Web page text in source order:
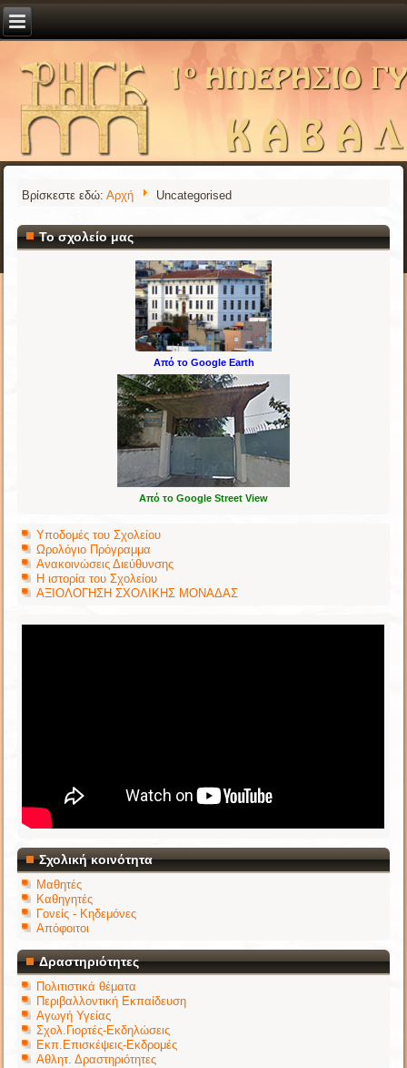
Βρίσκεστε εδώ:Αρχή Uncategorised
Το σχολείο μας
Από το Google Earth
Από το Google Street View
Υποδομές του Σχολείου
Ωρολόγιο Πρόγραμμα
Ανακοινώσεις Διεύθυνσης
Η ιστορία του Σχολείου
ΑΞΙΟΛΟΓΗΣΗ ΣΧΟΛΙΚΗΣ ΜΟΝΑΔΑΣ
Σχολική κοινότητα
Μαθητές
Καθηγητές
Γονείς - Κηδεμόνες
Απόφοιτοι
Δραστηριότητες
Πολιτιστικά θέματα
Περιβαλλοντική Εκπαίδευση
Αγωγή Υγείας
Σχολ.Γιορτές-Εκδηλώσεις
Εκπ.Επισκέψεις-Εκδρομές
Αθλητ. Δραστηριότητες